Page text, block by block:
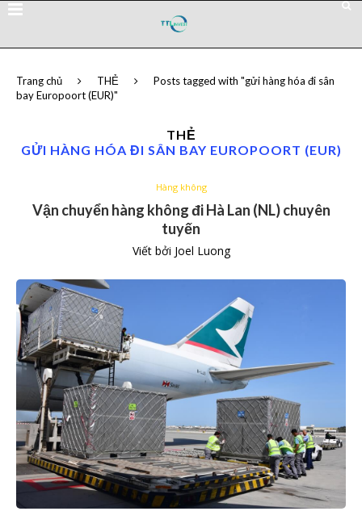
Trang chủ THẺ
Posts tagged with "gửi hàng hóa đi sân
bay Europoort (EUR)"
THẺ
GỬI HÀNG HÓA ĐI SÂN BAY EUROPOORT (EUR)
Hàng không
Vận chuyển hàng không đi Hà Lan (NL) chuyên
tuyến
Viết bởi Joel Luong